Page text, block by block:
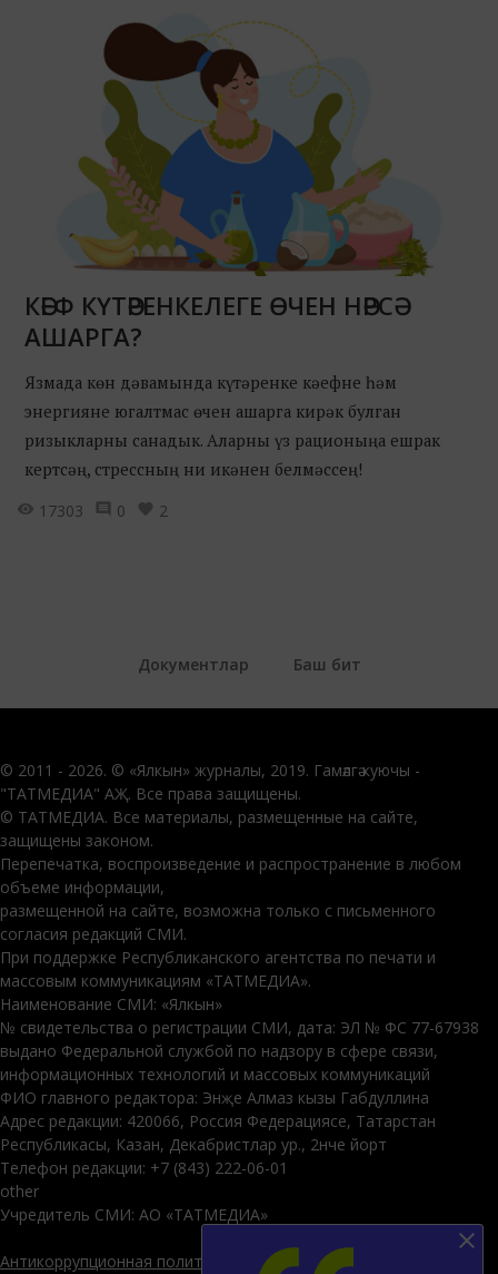
КӘЕФ КҮТӘРЕНКЕЛЕГЕ ӨЧЕН НӘРСӘ
АШАРГА?
Язмада көн дәвамында күтәренке кәефне һәм
энергияне югалтмас өчен ашарга кирәк булган
ризыкларны санадык. Аларны үз рационыңа ешрак
кертсәң, стрессның ни икәнен белмәссең!
17303
0 2
Документлар Баш бит
© 2011 - 2026. © «Ялкын» журналы, 2019. Гамәлгә куючы -
"ТАТМЕДИА" АҖ. Все права защищены.
© ТАТМЕДИА. Все материалы, размещенные на сайте,
защищены законом.
Перепечатка, воспроизведение и распространение в любом
объеме информации,
размещенной на сайте, возможна только с письменного
согласия редакций СМИ.
При поддержке Республиканского агентства по печати и
массовым коммуникациям «ТАТМЕДИА».
Наименование СМИ: «Ялкын»
№ свидетельства о регистрации СМИ, дата: ЭЛ № ФС 77-67938
выдано Федеральной службой по надзору в сфере связи,
информационных технологий и массовых коммуникаций
ФИО главного редактора: Энҗе Алмаз кызы Габдуллина
Адрес редакции: 420066, Россия Федерациясе, Татарстан
Республикасы, Казан, Декабристлар ур., 2нче йорт
Телефон редакции: +7 (843) 222-06-01
other
Учредитель СМИ: АО «ТАТМЕДИА»
Антикоррупционная политика